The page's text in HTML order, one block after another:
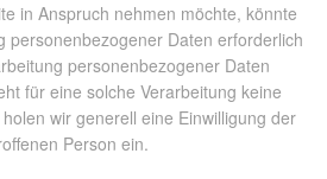
in Anspruch nehmen möchte, könnte
personenbezogener Daten erforderlich
personenbezogener Daten
für eine solche Verarbeitung keine
wir generell eine Einwilligung der
Person ein.